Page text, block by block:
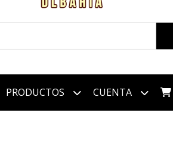
PRODUCTOS CUENTA